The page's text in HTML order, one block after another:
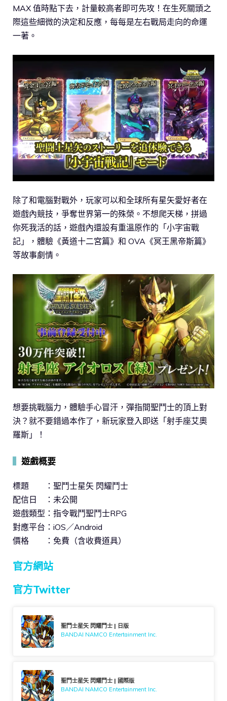
MAX 值時點下去，計量較高者即可先攻！在生死關頭之
際這些細微的決定和反應，每每是左右戰局走向的命運
一著。
除了和電腦對戰外，玩家可以和全球所有星矢愛好者在
遊戲內競技，爭奪世界第一的殊榮。不想爬天梯，拼過
你死我活的話，遊戲內還設有重溫原作的「小字宙戰
記」，體驗《黃道十二宮篇》和 OVA《冥王黑帝斯篇》
等故事劇情。
想要挑戰腦力，體驗手心冒汗，彈指間聖鬥士的頂上對
決？就不要錯過本作了，新玩家登入即送「射手座艾奧
羅斯」！
遊戲概要
標題 ：聖鬥士星矢 閃耀鬥士
配信日 ：未公開
遊戲類型：指令戰鬥聖鬥士RPG
對應平台：iOS／Android
價格 ：免費（含收費道具）
官方網站
官方Twitter
聖鬥士星矢 閃耀鬥士 | 日版
BANDAI NAMCO Entertainment Inc.
聖鬥士星矢 閃耀鬥士 | 國際版
BANDAI NAMCO Entertainment Inc.